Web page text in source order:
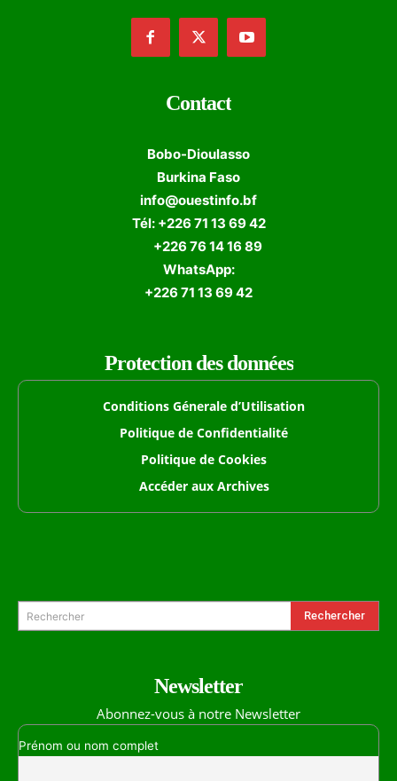
Contact
Bobo-Dioulasso
Burkina Faso
info@ouestinfo.bf
Tél: +226 71 13 69 42
+226 76 14 16 89
WhatsApp:
+226 71 13 69 42
Protection des données
Conditions Génerale d’Utilisation
Politique de Confidentialité
Politique de Cookies
Accéder aux Archives
Rechercher Rechercher
Newsletter
Abonnez-vous à notre Newsletter
Prénom ou nom complet